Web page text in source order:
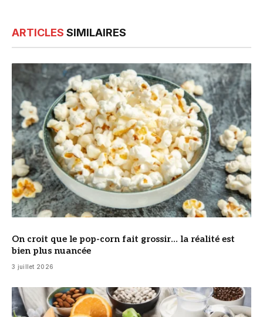
ARTICLES SIMILAIRES
© DR
On croit que le pop-corn fait grossir… la réalité est
bien plus nuancée
3 juillet 2026
© DR